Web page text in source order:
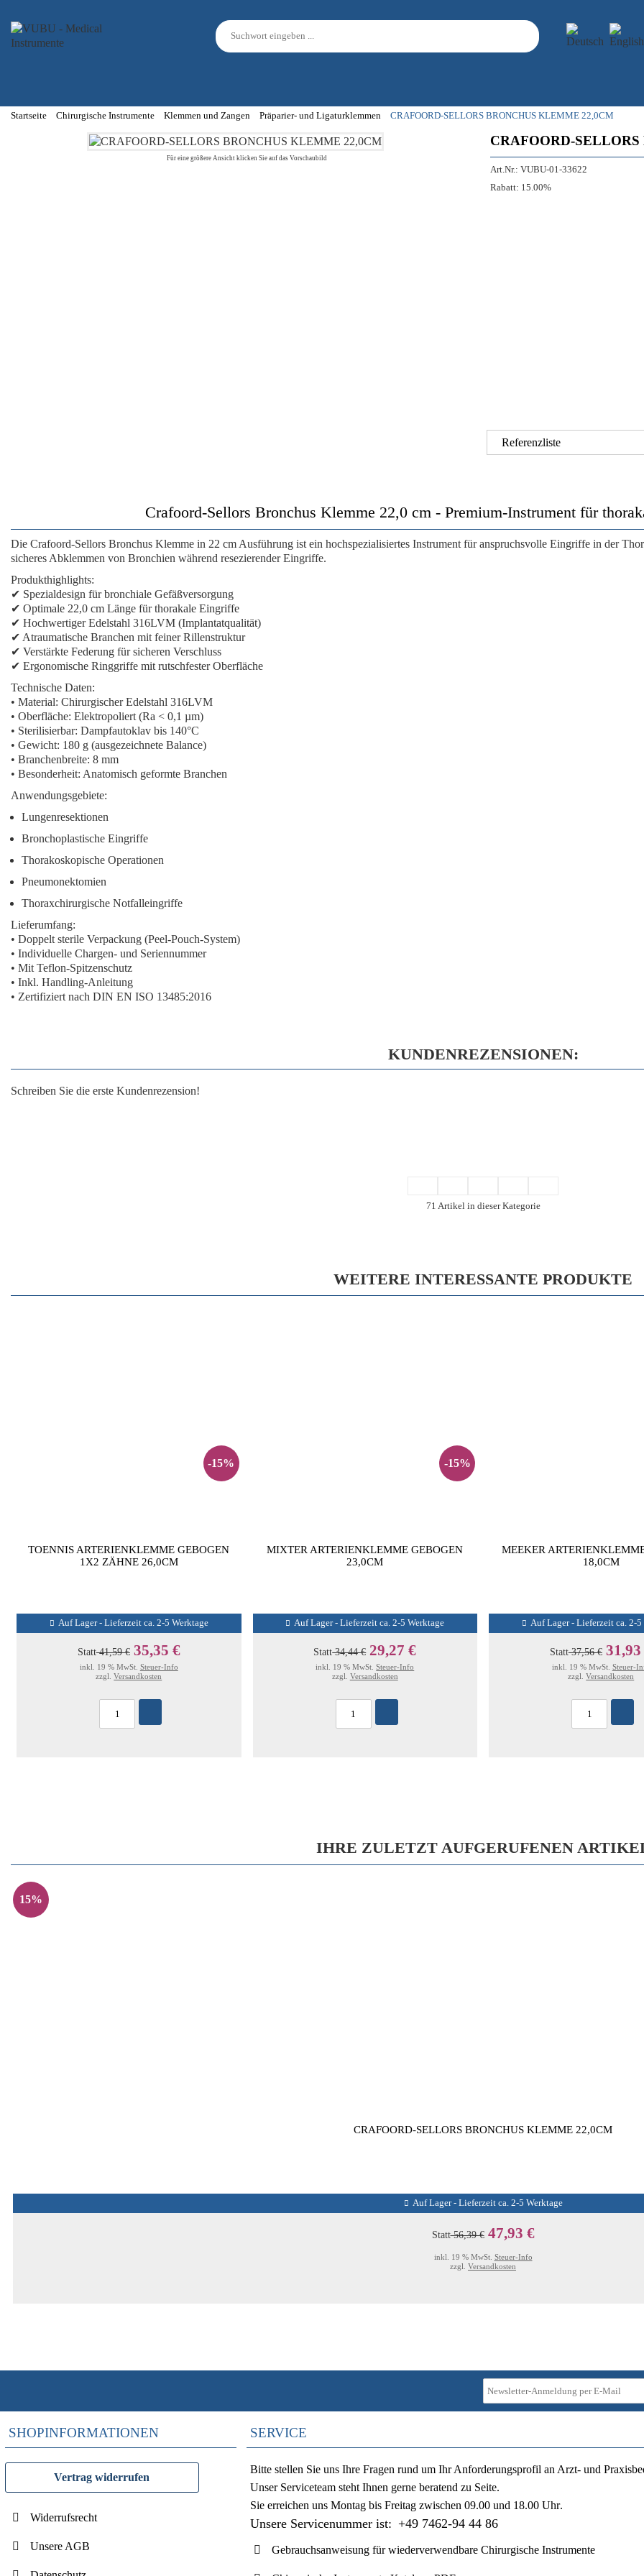
Startseite Chirurgische Instrumente Klemmen und Zangen Präparier- und Ligaturklemmen CRAFOORD-SELLORS BRONCHUS KLEMME 22,0CM
Für eine größere Ansicht klicken Sie auf das Vorschaubild
CRAFOORD-
Art.Nr.: VUBU-01-33622
Rabatt: 15.00%
Referenzliste
Crafoord-Sellors Bronchus Klemme 22,0 cm - Premium-Instrument für
Die Crafoord-Sellors Bronchus Klemme in 22 cm Ausführung ist ein hochspezialisiertes Instrument für anspruchsvolle Eingriffe in der
sicheres Abklemmen von Bronchien während resezierender Eingriffe.
Produkthighlights:
✔ Spezialdesign für bronchiale Gefäßversorgung
✔ Optimale 22,0 cm Länge für thorakale Eingriffe
✔ Hochwertiger Edelstahl 316LVM (Implantatqualität)
✔ Atraumatische Branchen mit feiner Rillenstruktur
✔ Verstärkte Federung für sicheren Verschluss
✔ Ergonomische Ringgriffe mit rutschfester Oberfläche
Technische Daten:
• Material: Chirurgischer Edelstahl 316LVM
• Oberfläche: Elektropoliert (Ra < 0,1 µm)
• Sterilisierbar: Dampfautoklav bis 140°C
• Gewicht: 180 g (ausgezeichnete Balance)
• Branchenbreite: 8 mm
• Besonderheit: Anatomisch geformte Branchen
Anwendungsgebiete:
Lungenresektionen
Bronchoplastische Eingriffe
Thorakoskopische Operationen
Pneumonektomien
Thoraxchirurgische Notfalleingriffe
Lieferumfang:
• Doppelt sterile Verpackung (Peel-Pouch-System)
• Individuelle Chargen- und Seriennummer
• Mit Teflon-Spitzenschutz
• Inkl. Handling-Anleitung
• Zertifiziert nach DIN EN ISO 13485:2016
KUNDENREZENSIONEN:
Schreiben Sie die erste Kundenrezension!
71 Artikel in dieser Kategorie
WEITERE INTERESSANTE PRODUKTE
-15%
TOENNIS ARTERIENKLEMME GEBOGEN
1X2 ZÄHNE 26,0CM
Auf Lager - Lieferzeit ca. 2-5 Werktage
Statt41,59 € 35,35 €
inkl. 19 % MwSt. Steuer-Info
zzgl.Versandkosten
-15%
MIXTER ARTERIENKLEMME GEBOGEN
23,0CM
Auf Lager - Lieferzeit ca. 2-5 Werktage
Statt34,44 € 29,27 €
inkl. 19 % MwSt.Steuer-Info
zzgl. Versandkosten
MEEKER
18,0CM
Auf Lager - Lieferzeit ca. 2-5
Statt37,56 € 31,93
inkl. 19 % MwSt. Steuer-
zzgl.Versandkosten
IHRE ZULETZT AUFGERUFENEN
15%
CRAFOORD-SELLORS BRONCHUS KLEMME 22,0CM
Auf Lager - Lieferzeit ca. 2-5 Werktage
Statt56,39 € 47,93 €
inkl. 19 % MwSt. Steuer-Info
zzgl. Versandkosten
SHOPINFORMATIONEN
Vertrag widerrufen
Widerrufsrecht
Unsere AGB
SERVICE
Bitte stellen Sie uns Ihre Fragen rund um Ihr Anforderungsprofil an Arzt- und
Unser Serviceteam steht Ihnen gerne beratend zu Seite.
Sie erreichen uns Montag bis Freitag zwischen 09.00 und 18.00 Uhr.
Unsere Servicenummer ist: +49 7462-94 44 86
Gebrauchsanweisung für wiederverwendbare Chirurgische Instrumente